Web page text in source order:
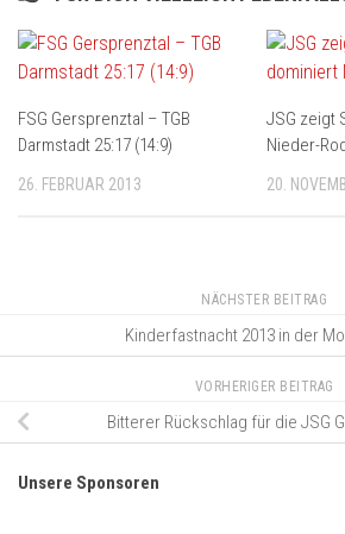
FSG Gersprenztal – TGB
Darmstadt 25:17 (14:9)
26. FEBRUAR 2013
JSG zeigt
Nieder-
20.
NÄCHSTER BEITRAG
Kinderfastnacht 2013 in der
VORHERIGER BEITRAG
Bitterer Rückschlag für die JSG
Unsere Sponsoren